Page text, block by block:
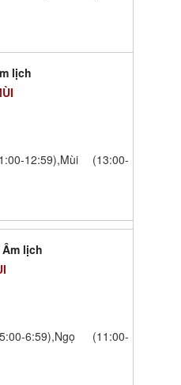
lịch
12:59),Mùi (13:00-
Âm lịch
6:59),Ngọ (11:00-